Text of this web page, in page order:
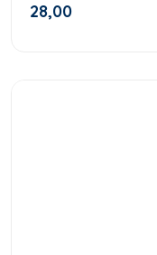
28,00